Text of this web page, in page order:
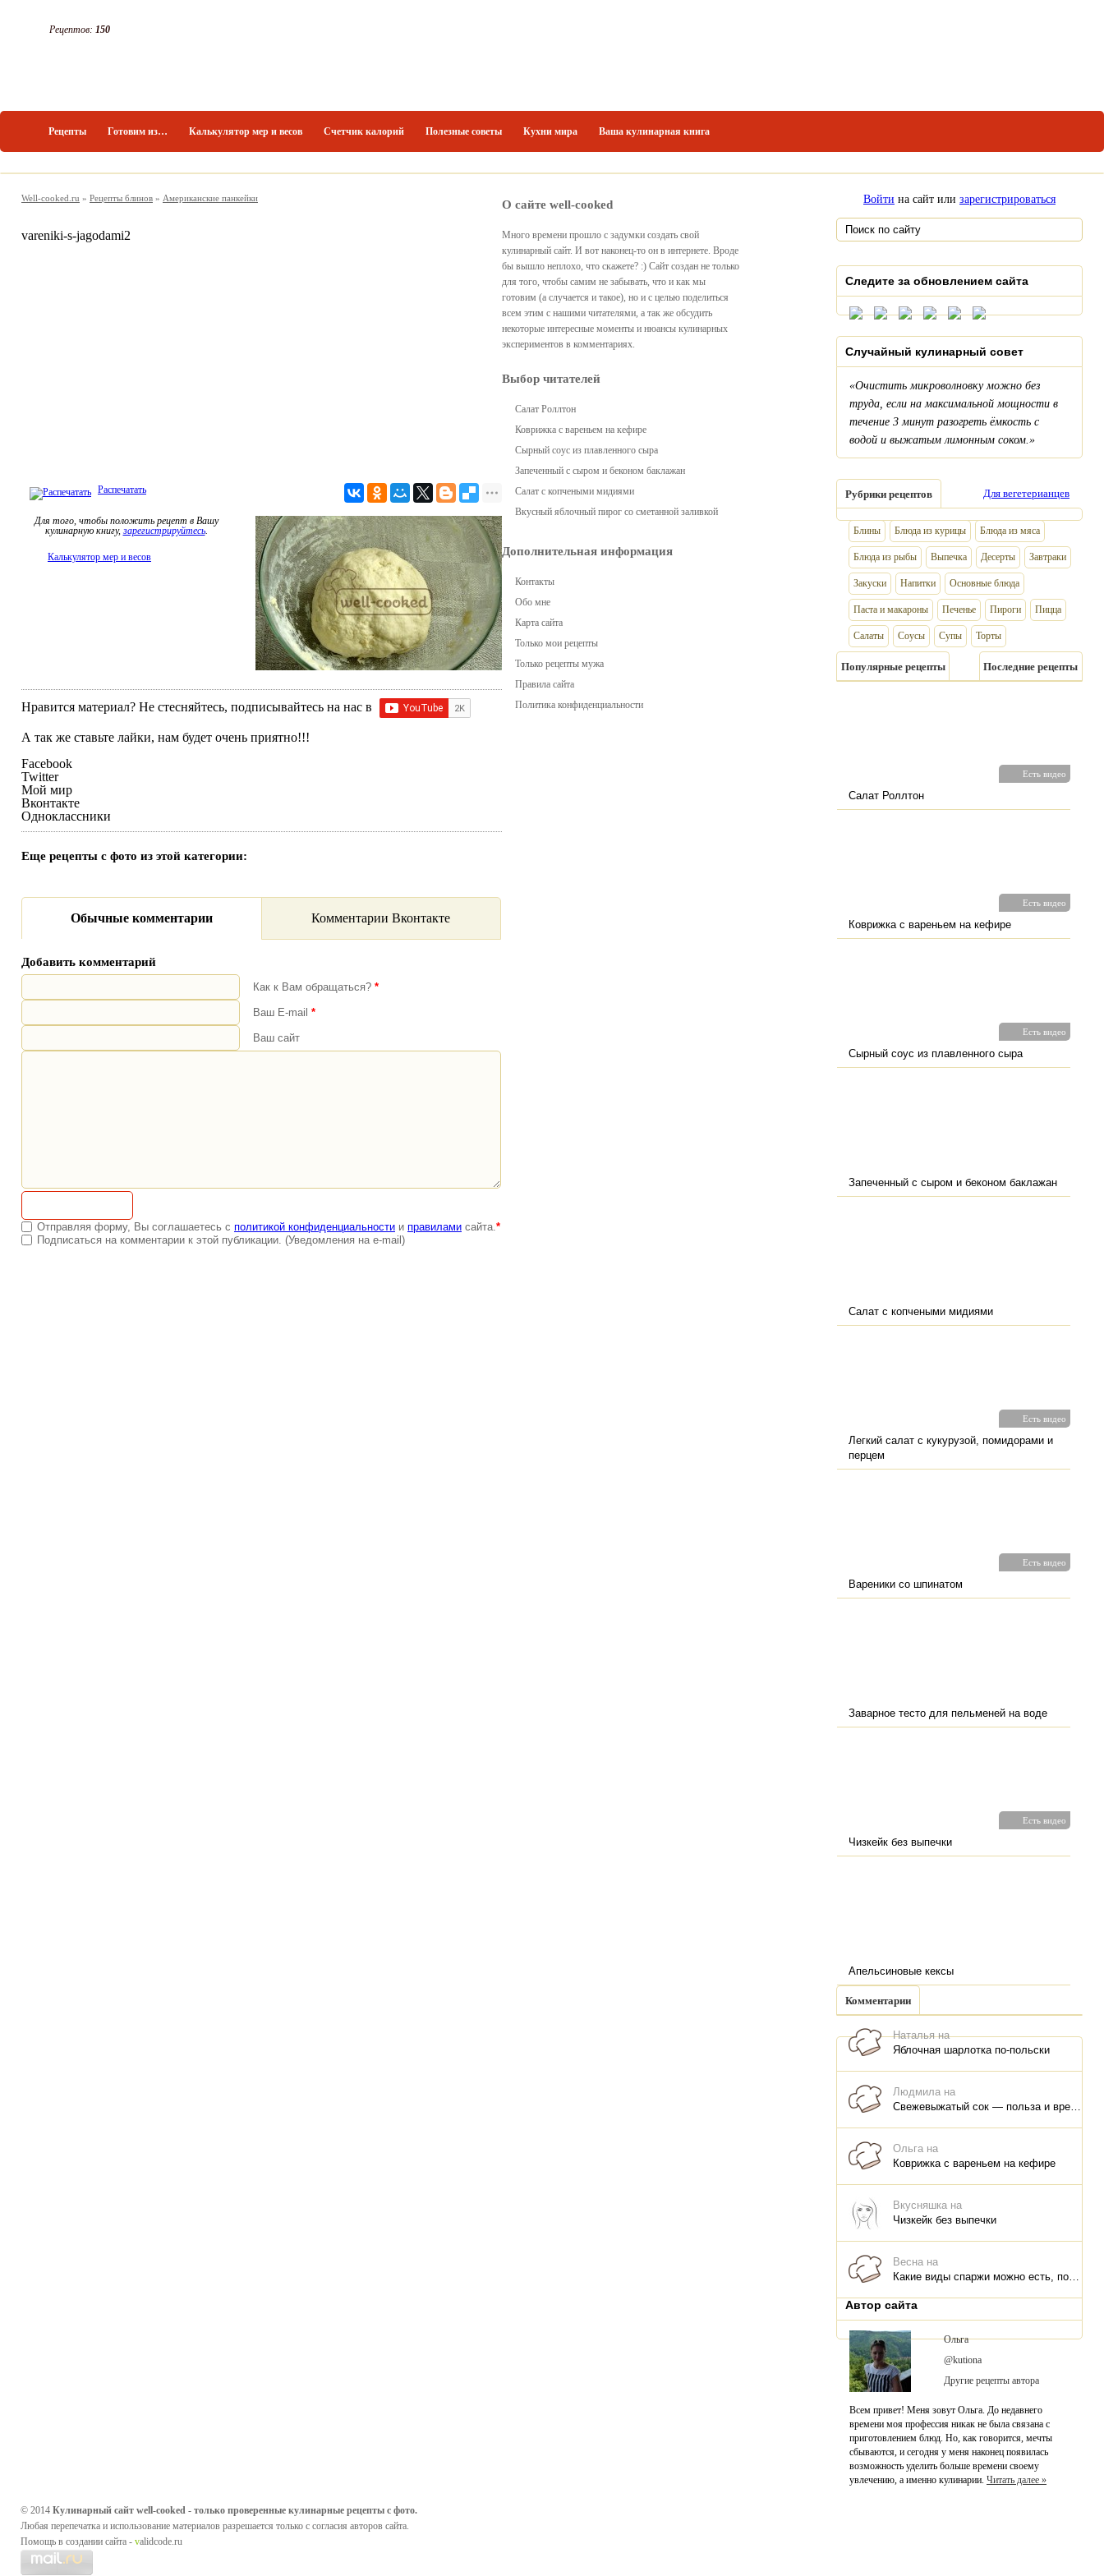
Рецептов: 150
Рецепты Готовим из… Калькулятор мер и весов Счетчик калорий Полезные советы Кухни мира Ваша кулинарная книга
Well-cooked.ru » Рецепты блинов » Американские панкейки
vareniki-s-jagodami2
Распечатать
Для того, чтобы положить рецепт в Вашу
кулинарную книгу, зарегистрируйтесь.
Калькулятор мер и весов
Нравится материал? Не стесняйтесь, подписывайтесь на нас в
А так же ставьте лайки, нам будет очень приятно!!!
Facebook
Twitter
Мой мир
Вконтакте
Одноклассники
Еще рецепты с фото из этой категории:
Обычные комментарии Комментарии Вконтакте
Добавить комментарий
Как к Вам обращаться? *
Ваш E-mail *
Ваш сайт
Отправляя форму, Вы соглашаетесь с политикой конфиденциальности и правилами сайта.*
Подписаться на комментарии к этой публикации. (Уведомления на e-mail)
Войти на сайт или зарегистрироваться
Следите за обновлением сайта
Случайный кулинарный совет
«Очистить микроволновку можно без
труда, если на максимальной мощности в
течение 3 минут разогреть ёмкость с
водой и выжатым лимонным соком.»
Рубрики рецептов Для вегетерианцев
Блины Блюда из курицы Блюда из мяса
Блюда из рыбы Выпечка Десерты Завтраки
Закуски Напитки Основные блюда
Паста и макароны Печенье Пироги Пицца
Салаты Соусы Супы Торты
Популярные рецепты Последние рецепты
Есть видео
Салат Роллтон
Есть видео
Коврижка с вареньем на кефире
Есть видео
Сырный соус из плавленного сыра
Запеченный с сыром и беконом баклажан
Салат с копчеными мидиями
Есть видео
Легкий салат с кукурузой, помидорами и
перцем
Есть видео
Вареники со шпинатом
Заварное тесто для пельменей на воде
Есть видео
Чизкейк без выпечки
Апельсиновые кексы
Комментарии
Наталья на
Яблочная шарлотка по-польски
Людмила на
Свежевыжатый сок — польза и вред, как правильно пить, как хранить
Ольга на
Коврижка с вареньем на кефире
Вкусняшка на
Чизкейк без выпечки
Весна на
Какие виды спаржи можно есть, польза для организма, что и как приготовить
Автор сайта
Ольга
@kutiona
Другие рецепты автора
Всем привет! Меня зовут Ольга. До недавнего
времени моя профессия никак не была связана с
приготовлением блюд. Но, как говорится, мечты
сбываются, и сегодня у меня наконец появилась
возможность уделить больше времени своему
увлечению, а именно кулинарии. Читать далее »
О сайте well-cooked
Много времени прошло с задумки создать свой
кулинарный сайт. И вот наконец-то он в интернете. Вроде
бы вышло неплохо, что скажете? :) Сайт создан не только
для того, чтобы самим не забывать, что и как мы
готовим (а случается и такое), но и с целью поделиться
всем этим с нашими читателями, а так же обсудить
некоторые интересные моменты и нюансы кулинарных
экспериментов в комментариях.
Выбор читателей
Салат Роллтон
Коврижка с вареньем на кефире
Сырный соус из плавленного сыра
Запеченный с сыром и беконом баклажан
Салат с копчеными мидиями
Вкусный яблочный пирог со сметанной заливкой
Дополнительная информация
Контакты
Обо мне
Карта сайта
Только мои рецепты
Только рецепты мужа
Правила сайта
Политика конфиденциальности
© 2014 Кулинарный сайт well-cooked - только проверенные кулинарные рецепты с фото.
Любая перепечатка и использование материалов разрешается только с согласия авторов сайта.
Помощь в создании сайта - validcode.ru